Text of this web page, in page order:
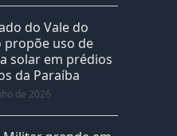
do Vale do
propõe uso de
solar em prédios
da Paraíba
de 2026